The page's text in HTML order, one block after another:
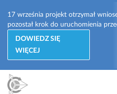
17 września projekt otrzymał
pozostał krok do uruchomienia
DOWIEDZ SIĘ
WIĘCEJ
Kontakty
Wsparcie techniczne